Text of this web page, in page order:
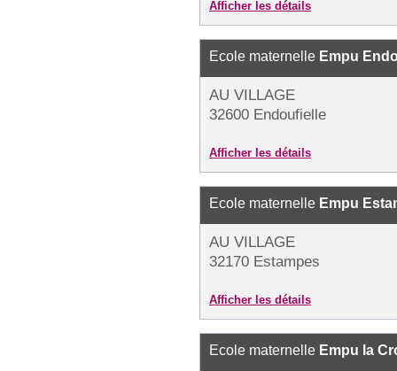
Afficher les détails
Ecole maternelle Empu
AU VILLAGE
32600 Endoufielle
Afficher les détails
Ecole maternelle Empu
AU VILLAGE
32170 Estampes
Afficher les détails
Ecole maternelle Empu la